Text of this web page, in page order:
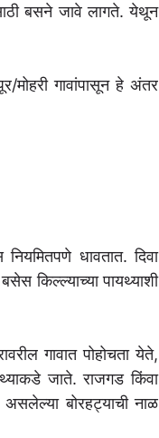
बसने जावे लागते. येथून
मोहरी गावांपासून हे अंतर
धावतात. दिवा
किल्ल्याच्या पायथ्याशी
गावात पोहोचता येते,
जाते. राजगड किंवा
असलेल्या बोरहट्याची नाळ